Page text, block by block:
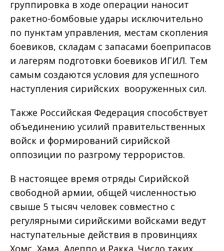
группировка в ходе операции наносит
ракетно-бомбовые удары исключительно
по пунктам управления, местам скопления
боевиков, складам с запасами боеприпасов
и лагерям подготовки боевиков ИГИЛ. Тем
самым создаются условия для успешного
наступления сирийских вооруженных сил.
Также Российская Федерация способствует
объединению усилий правительственных
войск и формирований сирийской
оппозиции по разгрому террористов.
В настоящее время отряды Сирийской
свободной армии, общей численностью
свыше 5 тысяч человек совместно с
регулярными сирийскими войсками ведут
наступательные действия в провинциях